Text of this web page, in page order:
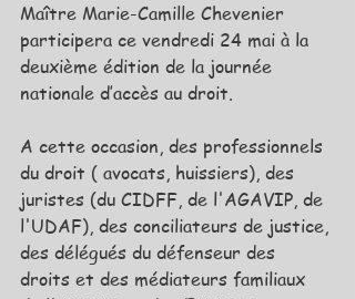
Maître Marie-Camille Chevenier
participera ce vendredi 24 mai à la
deuxième édition de la journée
nationale d’accès au droit.
A cette occasion, des professionnels
du droit ( avocats, huissiers), des
juristes (du CIDFF, de l'AGAVIP, de
l'UDAF), des conciliateurs de justice,
des délégués du défenseur des
droits et des médiateurs familiaux